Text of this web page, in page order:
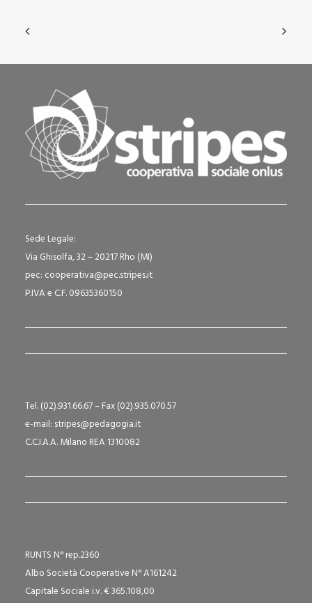
Sede Legale:
Via Ghisolfa, 32 – 20217 Rho (MI)
pec: cooperativa@pec.stripes.it
P.IVA e C.F. 09635360150
Tel. (02).931.66.67 – Fax (02).935.070.57
e-mail: stripes@pedagogia.it
C.C.I.A.A. Milano REA 1310082
RUNTS N° rep.2360
Albo Società Cooperative N° A161242
Capitale Sociale i.v. € 365.108,00